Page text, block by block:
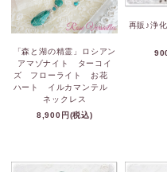
「森と湖の精霊」ロシアン
アマゾナイト ターコイ
ズ フローライト お花
ハート イルカマンテル
ネックレス
8,900円(税込)
再販♪浄